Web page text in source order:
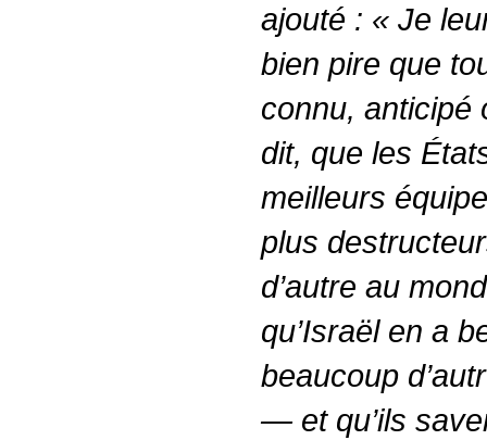
ajouté : « Je
bien pire que
connu, anticipé
dit, que les
meilleurs
plus
d’autre au
qu’Israël en a
beaucoup
— et qu’ils